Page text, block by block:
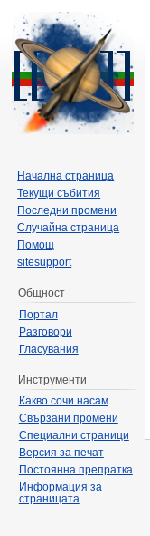
Начална страница
Текущи събития
Последни промени
Случайна страница
Помощ
sitesupport
Общност
Портал
Разговори
Гласувания
Инструменти
Какво сочи насам
Свързани промени
Специални страници
Версия за печат
Постоянна препратка
Информация за
страницата